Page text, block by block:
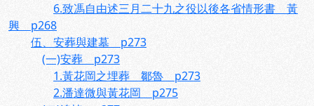
6.致馮自由述三月二十九之役以後各省情形書 黃
興 p268
伍、安葬與建墓 p273
(一)安葬 p273
1.黃花岡之埋葬 鄒魯 p273
2.潘達微與黃花岡 p275